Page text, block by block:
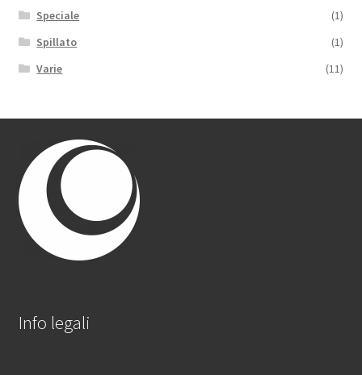
Speciale
(1)
Spillato
(1)
Varie
(11)
Info legali